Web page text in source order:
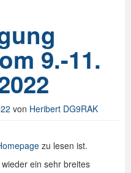
9.-11.
von Heribert DG9RAK
zu lesen ist.
ein sehr breites